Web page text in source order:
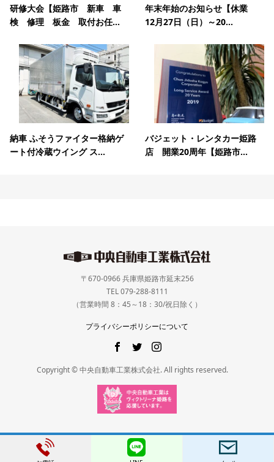
研修大会【姫路市 新車 車
検 修理 板金 取付お任...
年末年始のお知らせ【休業
12月27日（日）～20...
納車 ふそうファイター格納ゲ
ート付冷蔵ウイング ス...
バジェット・レンタカー姫路
店 開業20周年【姫路市...
〒670-0966 兵庫県姫路市延末256
TEL 079-288-8111
（営業時間 8：45～18：30/祝日除く）
プライバシーポリシーについて
Copyright © 中央自動車工業株式会社. All rights reserved.